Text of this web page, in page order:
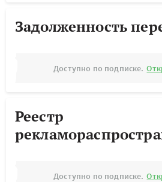
Задолженность
Доступно по подписке.
Реестр
Доступно по подписке.